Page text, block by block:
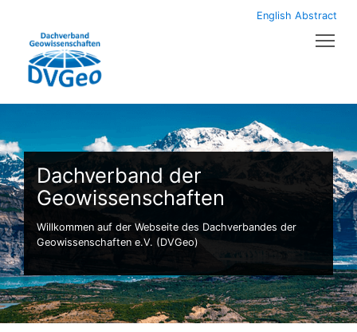
English Abstract
Dachverband der
Geowissenschaften
Willkommen auf der Webseite des Dachverbandes der
Geowissenschaften e.V. (DVGeo)